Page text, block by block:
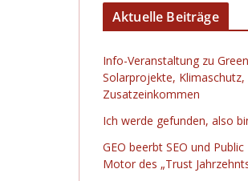
Aktuelle Beiträge
Info-Veranstaltung zu
Solarprojekte,
Zusatzeinkommen
Ich werde gefunden, also
GEO beerbt SEO und
Motor des „Trust